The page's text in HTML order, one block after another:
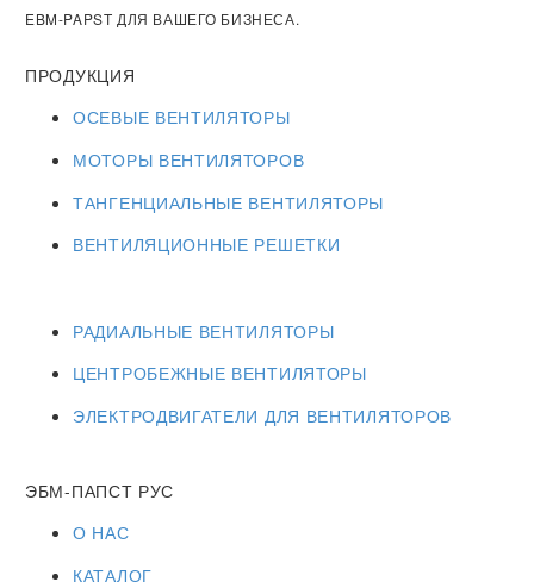
EBM-PAPST ДЛЯ ВАШЕГО БИЗНЕСА.
ПРОДУКЦИЯ
ОСЕВЫЕ ВЕНТИЛЯТОРЫ
МОТОРЫ ВЕНТИЛЯТОРОВ
ТАНГЕНЦИАЛЬНЫЕ ВЕНТИЛЯТОРЫ
ВЕНТИЛЯЦИОННЫЕ РЕШЕТКИ
РАДИАЛЬНЫЕ ВЕНТИЛЯТОРЫ
ЦЕНТРОБЕЖНЫЕ ВЕНТИЛЯТОРЫ
ЭЛЕКТРОДВИГАТЕЛИ ДЛЯ ВЕНТИЛЯТОРОВ
ЭБМ-ПАПСТ РУС
О НАС
КАТАЛОГ